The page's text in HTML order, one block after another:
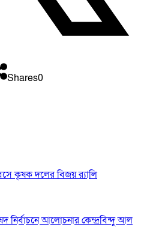
Shares0
কৃষক দলের বিজয় র‍্যালি
নির্বাচনে আলোচনার কেন্দ্রবিন্দু আল